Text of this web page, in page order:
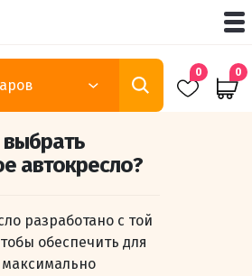
0 0
автокресло?
разработано с той
обеспечить для